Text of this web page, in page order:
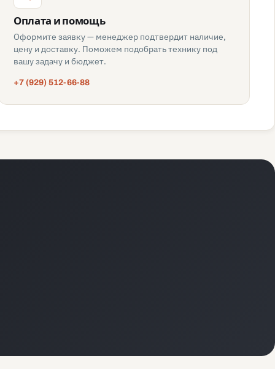
Оплата и помощь
Оформите заявку — менеджер подтвердит наличие,
цену и доставку. Поможем подобрать технику под
вашу задачу и бюджет.
+7 (929) 512-66-88